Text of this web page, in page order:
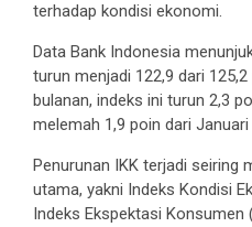
terhadap kondisi ekonomi.
Data Bank Indonesia
turun menjadi 122,9 dari
bulanan, indeks ini turun 2,3
melemah 1,9 poin dari
Penurunan IKK terjadi seiring
utama, yakni Indeks Kondisi
Indeks Ekspektasi Konsumen